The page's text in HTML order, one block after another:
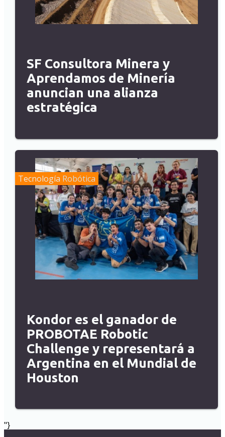
SF Consultora Minera y
Aprendamos de Minería
anuncian una alianza
estratégica
Tecnología Robótica
Kondor es el ganador de
PROBOTAE Robotic
Challenge y representará a
Argentina en el Mundial de
Houston
"}